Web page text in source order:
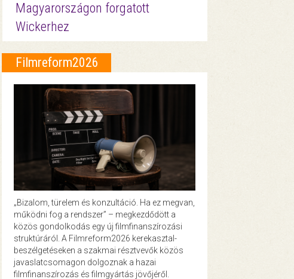
Magyarországon forgatott
Wickerhez
Filmreform2026
„Bizalom, türelem és konzultáció. Ha ez megvan,
működni fog a rendszer” – megkezdődött a
közös gondolkodás egy új filmfinanszírozási
struktúráról. A Filmreform2026 kerekasztal-
beszélgetéseken a szakmai résztvevők közös
javaslatcsomagon dolgoznak a hazai
filmfinanszírozás és filmgyártás jövőjéről.